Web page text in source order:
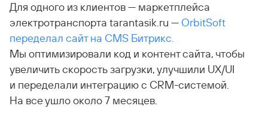
Для одного из клиентов — маркетплейса
электротранспорта tarantasik.ru — OrbitSoft
переделал сайт на CMS Битрикс.
Мы оптимизировали код и контент сайта, чтобы
увеличить скорость загрузки, улучшили UX/UI
и переделали интеграцию с CRM-системой.
На все ушло около 7 месяцев.